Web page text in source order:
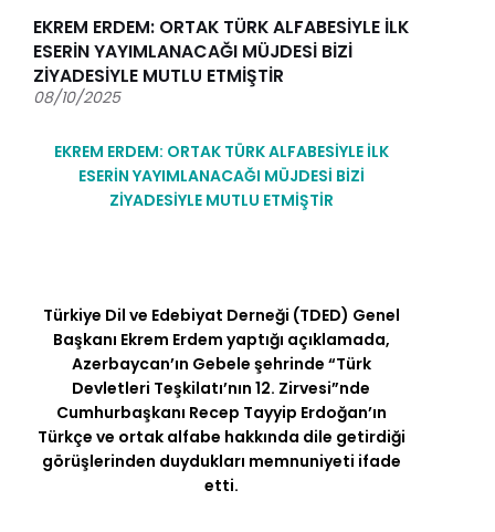
EKREM ERDEM: ORTAK TÜRK ALFABESİYLE İLK
ESERİN YAYIMLANACAĞI MÜJDESİ BİZİ
ZİYADESİYLE MUTLU ETMİŞTİR
08/10/2025
EKREM ERDEM: ORTAK TÜRK ALFABESİYLE İLK
ESERİN YAYIMLANACAĞI MÜJDESİ BİZİ
ZİYADESİYLE MUTLU ETMİŞTİR
Türkiye Dil ve Edebiyat Derneği (TDED) Genel
Başkanı Ekrem Erdem yaptığı açıklamada,
Azerbaycan’ın Gebele şehrinde “Türk
Devletleri Teşkilatı’nın 12. Zirvesi”nde
Cumhurbaşkanı Recep Tayyip Erdoğan’ın
Türkçe ve ortak alfabe hakkında dile getirdiği
görüşlerinden duydukları memnuniyeti ifade
etti.